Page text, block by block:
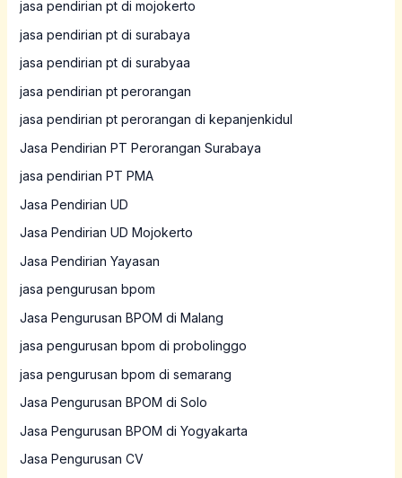
jasa pendirian pt di mojokerto
jasa pendirian pt di surabaya
jasa pendirian pt di surabyaa
jasa pendirian pt perorangan
jasa pendirian pt perorangan di kepanjenkidul
Jasa Pendirian PT Perorangan Surabaya
jasa pendirian PT PMA
Jasa Pendirian UD
Jasa Pendirian UD Mojokerto
Jasa Pendirian Yayasan
jasa pengurusan bpom
Jasa Pengurusan BPOM di Malang
jasa pengurusan bpom di probolinggo
jasa pengurusan bpom di semarang
Jasa Pengurusan BPOM di Solo
Jasa Pengurusan BPOM di Yogyakarta
Jasa Pengurusan CV